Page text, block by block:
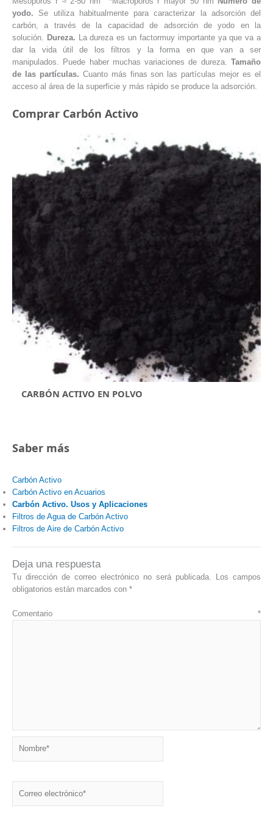
yodo. Se utiliza habitualmente para caracterizar la adsorción del
carbón, a través de la capacidad de adsorción de yodo en la
solución. Dureza. La dureza es un factormuy importante ya que va a
dar la vida útil de los filtros y la forma en que van a ser
manipulados. Puede haber muchas variaciones de dureza. Tamaño
de las partículas. Cuanto más finas son las partículas mejor es el
acceso al área de la superficie y más rápido se produce la adsorción.
Comprar Carbón Activo
CARBÓN ACTIVO EN POLVO
Saber más
Carbón Activo
Carbón Activo en Acuarios
Carbón Activo. Usos y Aplicaciones
Filtros de Agua de Carbón Activo
Filtros de Aire de Carbón Activo
Deja una respuesta
Tu dirección de correo electrónico no será publicada.
Los campos
obligatorios están marcados con *
Comentario *
electrónico*